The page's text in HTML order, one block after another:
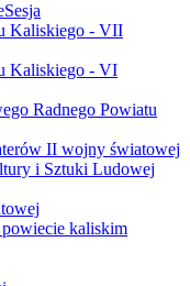
Kaliskiego - VII
Kaliskiego - VI
Radnego Powiatu
II wojny światowej
i Sztuki Ludowej
kaliskim